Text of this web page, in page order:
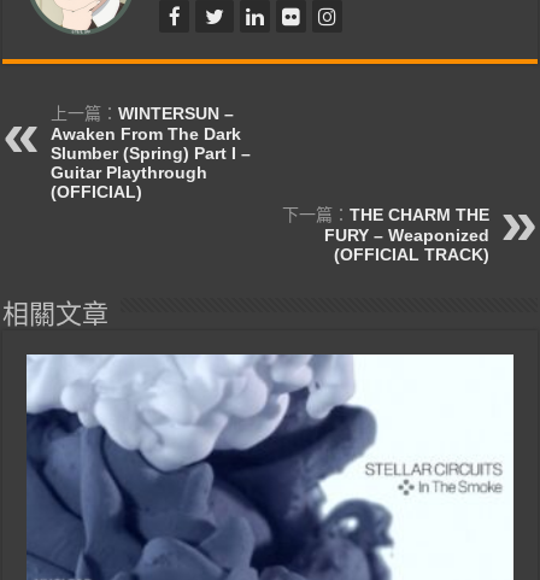
上一篇：WINTERSUN –
Awaken From The Dark
Slumber (Spring) Part I –
Guitar Playthrough
(OFFICIAL)
下一篇： THE CHARM THE
FURY – Weaponized
(OFFICIAL TRACK)
相關文章